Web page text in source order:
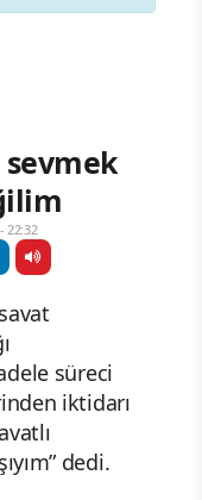
22:32
süreci
iktidarı
dedi.